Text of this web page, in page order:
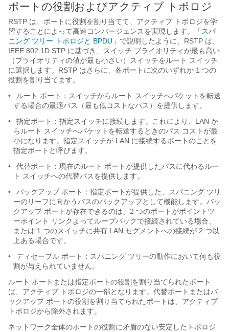
ポートの役割およびアクティブ トポロジ
RSTP は、ポートに役割を割り当てて、アクティブ トポロジを学
習することによって高速コンバージェンスを実現します。
「スパ
ニング ツリー トポロジと BPDU」 で説明したように、RSTP は、
IEEE 802.1D STP に基づき、スイッチ プライオリティが最も高い
（プライオリティの値が最も小さい）スイッチをルート スイッチ
に選択します。RSTP はさらに、各ポートに次のいずれか 1 つの
役割を割り当てます。
•
ルート ポート：スイッチからルート スイッチへパケットを転送
する場合の最適パス（最も低コストなパス）を提供します。
•
指定ポート：指定スイッチに接続します。これにより、LAN か
らルート スイッチへパケットを転送するときのパス コストが最
小になります。指定スイッチが LAN に接続するポートのことを
指定ポートと呼びます。
•
代替ポート：現在のルート ポートが提供したパスに代わるルー
ト スイッチへの代替パスを提供します。
•
バックアップ ポート：指定ポートが提供した、スパニング ツリ
ーのリーフに向かうパスのバックアップとして機能します。バッ
クアップ ポートが存在できるのは、2 つのポートがポイントツ
ーポイント リンクよってループバックで接続されている場合、
または 1 つのスイッチに共有 LAN セグメントへの接続が 2 つ以
上ある場合です。
•
ディセーブル ポート：スパニング ツリーの動作において何も役
割が与えられていません。
ルート ポートまたは指定ポートの役割を割り当てられたポート
は、アクティブ トポロジの一部となります。代替ポートまたはバ
ックアップ ポートの役割を割り当てられたポートは、アクティブ
トポロジから除外されます。
ネットワーク全体のポートの役割に矛盾のない安定したトポロジ